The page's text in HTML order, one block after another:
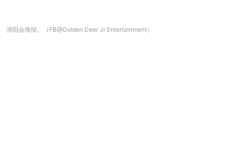
演唱会海报。（FB@Golden Deer Jr Entertainment）